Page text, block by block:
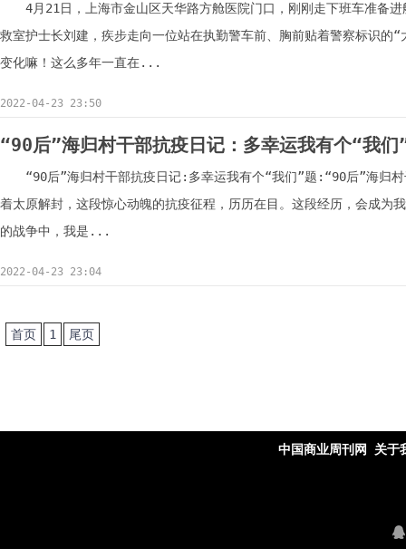
4月21日，上海市金山区天华路方舱医院门口，刚刚走下班车准备
救室护士长刘建，疾步走向一位站在执勤警车前、胸前贴着警察标识的
变化嘛！这么多年一直在...
2022-04-23 23:50
“90后”海归村干部抗疫日记：多幸运我有个“我们
“90后”海归村干部抗疫日记:多幸运我有个“我们”题:“90后”海归
着太原解封，这段惊心动魄的抗疫征程，历历在目。这段经历，会成为
的战争中，我是...
2022-04-23 23:04
首页 1 尾页
中国商业周刊网 关于